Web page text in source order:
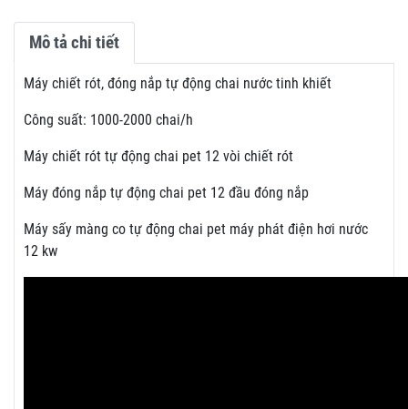
Mô tả chi tiết
Máy chiết rót, đóng nắp tự động chai nước tinh khiết
Công suất: 1000-2000 chai/h
Máy chiết rót tự động chai pet 12 vòi chiết rót
Máy đóng nắp tự động chai pet 12 đầu đóng nắp
Máy sấy màng co tự động chai pet máy phát điện hơi nước
12 kw